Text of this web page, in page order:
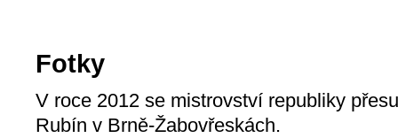
Fotky
V roce 2012 se mistrovství republiky
Rubín v Brně-Žabovřeskách.